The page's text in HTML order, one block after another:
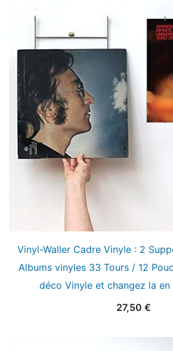
Vinyl-Waller Cadre Vinyle : 2
Albums vinyles 33 Tours / 12
déco Vinyle et changez la en
27,50 €